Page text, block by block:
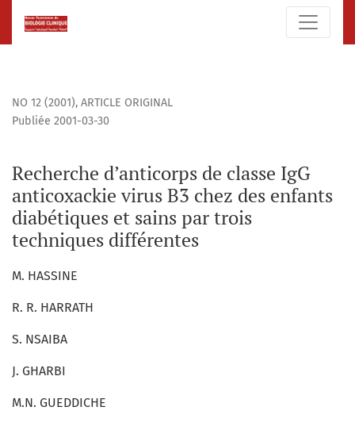
Recherche d’anticorps de classe IgG anticoxackie virus
NO 12 (2001), ARTICLE ORIGINAL
Recherche d’anticorps de classe IgG
anticoxackie virus B3 chez des enfants
diabétiques et sains par trois
techniques différentes
Publiée 2001-03-30
M. HASSINE
R. R. HARRATH
S. NSAIBA
J. GHARBI
M.N. GUEDDICHE